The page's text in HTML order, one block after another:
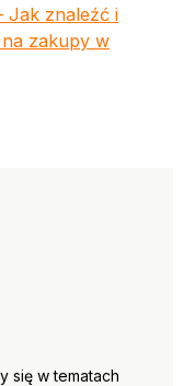
Jak znaleźć i
zakupy w
się w tematach